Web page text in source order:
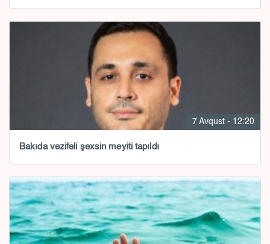
7 Avqust - 12:20
Bakıda vəzifəli şəxsin meyiti tapıldı